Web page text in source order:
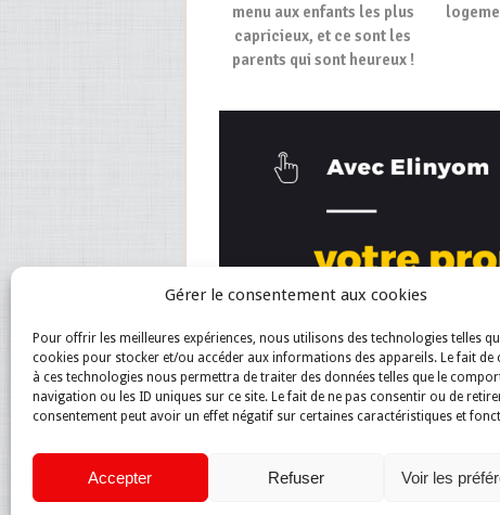
Gérer le consentement aux cookies
Pour offrir les meilleures expériences, nous utilisons des technologies telles
cookies pour stocker et/ou accéder aux informations des appareils. Le fait de
à ces technologies nous permettra de traiter des données telles que le
navigation ou les ID uniques sur ce site. Le fait de ne pas consentir ou de
consentement peut avoir un effet négatif sur certaines caractéristiques et
Accepter Refuser Voir les
menu aux enfants les plus
capricieux, et ce sont les
parents qui sont heureux !